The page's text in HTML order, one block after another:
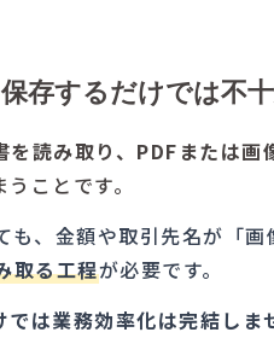
存するだけでは不
を読み取り、PDFまたは画
ことです。
、金額や取引先名が「
取る工程が必要です。
では業務効率化は完結しま